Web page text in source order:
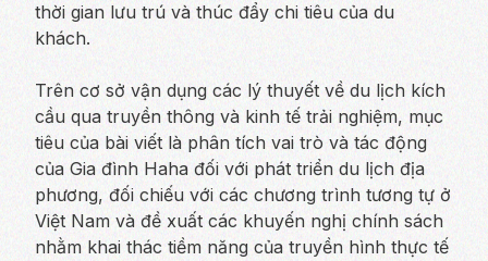
thời gian lưu trú và thúc đẩy chi tiêu của du
khách.
Trên cơ sở vận dụng các lý thuyết về du lịch kích
cầu qua truyền thông và kinh tế trải nghiệm, mục
tiêu của bài viết là phân tích vai trò và tác động
của Gia đình Haha đối với phát triển du lịch địa
phương, đối chiếu với các chương trình tương tự ở
Việt Nam và đề xuất các khuyến nghị chính sách
nhằm khai thác tiềm năng của truyền hình thực tế